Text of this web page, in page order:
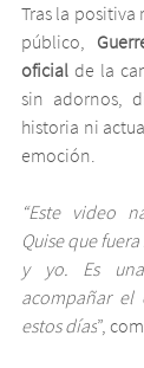
Tras la positiva
público,
oficial de la
sin adornos,
historia ni
emoción.
“Este video
Quise que
y yo. Es
acompañar
estos días”,